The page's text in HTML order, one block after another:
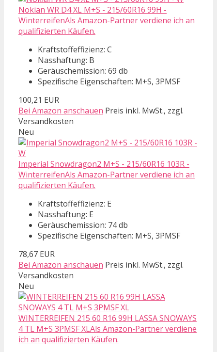
Nokian WR D4 XL M+S - 215/60R16 99H -
WinterreifenAls Amazon-Partner verdiene ich an
qualifizierten Käufen.
Kraftstoffeffizienz: C
Nasshaftung: B
Geräuschemission: 69 db
Spezifische Eigenschaften: M+S, 3PMSF
100,21 EUR
Bei Amazon anschauen Preis inkl. MwSt., zzgl.
Versandkosten
Neu
Imperial Snowdragon2 M+S - 215/60R16 103R -
WinterreifenAls Amazon-Partner verdiene ich an
qualifizierten Käufen.
Kraftstoffeffizienz: E
Nasshaftung: E
Geräuschemission: 74 db
Spezifische Eigenschaften: M+S, 3PMSF
78,67 EUR
Bei Amazon anschauen Preis inkl. MwSt., zzgl.
Versandkosten
Neu
WINTERREIFEN 215 60 R16 99H LASSA SNOWAYS
4 TL M+S 3PMSF XLAls Amazon-Partner verdiene
ich an qualifizierten Käufen.